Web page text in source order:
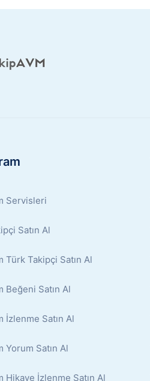
Servisleri
Satın Al
Türk Takipçi Satın Al
Beğeni Satın Al
İzlenme Satın Al
Yorum Satın Al
Hikaye İzlenme Satın Al